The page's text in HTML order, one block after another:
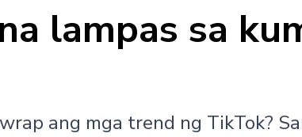
lampas sa
ang mga trend ng TikTok?